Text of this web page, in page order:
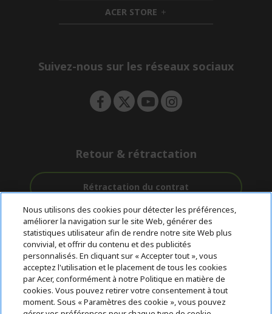
e
n
d
d
ACER STORE h
i
e
Suivez-nous sur les réseaux sociaux
Retour & rétractation
Rétractation du contrat
Livraison
Gratuite
Accompagnement
avant et après-
vente
Avec 0%
D'intérêt
© 2026 Acer Inc.
CPYou BV est le revendeur et marchand agréé pour les produits et
services proposés au sein de ce magasin.
Nous utilisons des cookies pour détecter les préférences,
améliorer la navigation sur le site Web, générer des
statistiques utilisateur afin de rendre notre site Web plus
convivial, et offrir du contenu et des publicités
personnalisés. En cliquant sur « Accepter tout », vous
acceptez l'utilisation et le placement de tous les cookies
par Acer, conformément à notre Politique en matière de
cookies. Vous pouvez retirer votre consentement à tout
moment. Sous « Paramètres des cookie », vous pouvez